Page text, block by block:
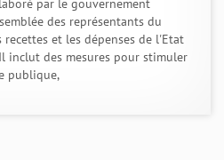
par le gouvernement
des représentants du
recettes et les dépenses de l'Etat
inclut des mesures pour stimuler
publique,